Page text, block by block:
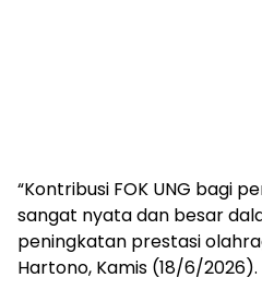
“Kontribusi FOK UNG bagi
sangat nyata dan besar
peningkatan prestasi
Hartono, Kamis (18/6/2026).